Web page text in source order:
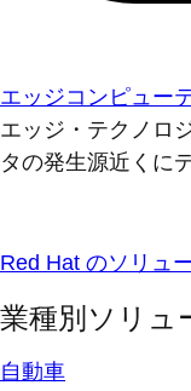
エッジコンピュー
エッジ・テクノロ
タの発生源近くに
Red Hat のソリュ
業種別ソリュ
自動車